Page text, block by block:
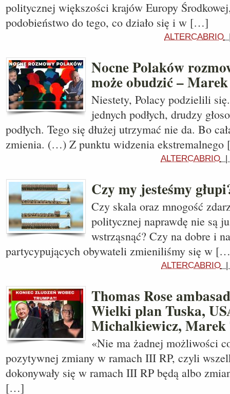
politycznej większości krajów Europy
podobieństwo do tego, co działo się i w […]
ALTERCABRIO
Nocne Polaków
może obudzić –
Niestety, Polacy podzielili
jednych podłych, drudzy
podłych. Tego się dłużej utrzymać nie da. Bo
zmienia. (…) Z punktu widzenia
ALTERCABRIO
Czy my jesteśmy
Czy skala oraz mnogość
politycznej naprawdę nie są
wstrząsnąć? Czy na dobre i
partycypujących obywateli zmieniliśmy się w
ALTERCABRIO
Thomas Rose
Wielki plan Tuska,
Michalkiewicz,
«Nie ma żadnej możliwości
pozytywnej zmiany w ramach III RP, czyli
dokonywały się w ramach III RP będą albo
[…]